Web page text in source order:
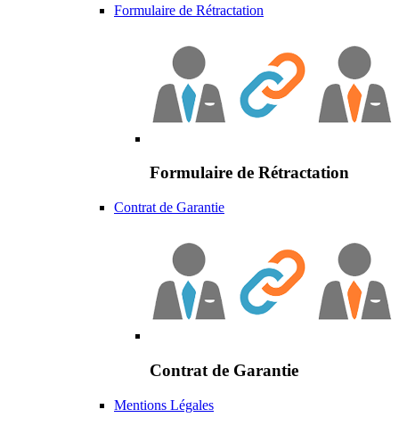
Formulaire de Rétractation
Formulaire de Rétractation
Contrat de Garantie
Contrat de Garantie
Mentions Légales